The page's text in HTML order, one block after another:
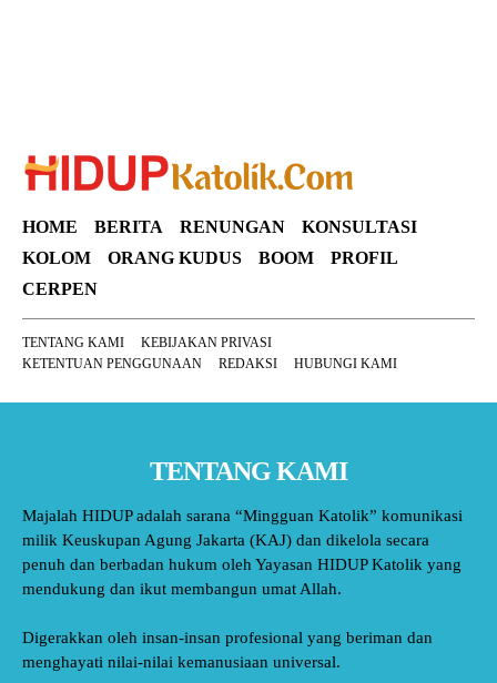
HOME BERITA RENUNGAN
KONSULTASI
KOLOM
ORANG KUDUS BOOM
PROFIL
CERPEN
TENTANG KAMI
KEBIJAKAN PRIVASI
KETENTUAN PENGGUNAAN
REDAKSI HUBUNGI KAMI
TENTANG KAMI
Majalah HIDUP adalah sarana “Mingguan Katolik” komunikasi
milik Keuskupan Agung Jakarta (KAJ) dan dikelola secara
penuh dan berbadan hukum oleh Yayasan HIDUP Katolik yang
mendukung dan ikut membangun umat Allah.
Digerakkan oleh insan-insan profesional yang beriman dan
menghayati nilai-nilai kemanusiaan universal.